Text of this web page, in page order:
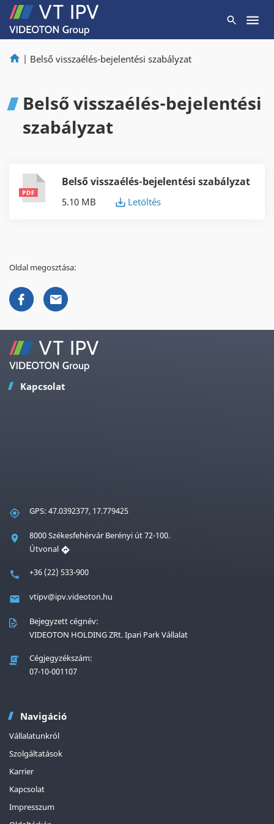
| Belső visszaélés-bejelentési szabályzat
Belső visszaélés-bejelentési
szabályzat
Belső visszaélés-bejelentési szabályzat
5.10 MB Letöltés
Oldal megosztása:
Kapcsolat
GPS: 47.0392377, 17.779425
8000 Székesfehérvár Berényi út 72-100.
Útvonal
+36 (22) 533-900
vtipv@ipv.videoton.hu
Bejegyzett cégnév:
VIDEOTON HOLDING ZRt. Ipari Park Vállalat
Cégjegyzékszám:
07-10-001107
Navigáció
Vállalatunkról
Szolgáltatások
Karrier
Kapcsolat
Impresszum